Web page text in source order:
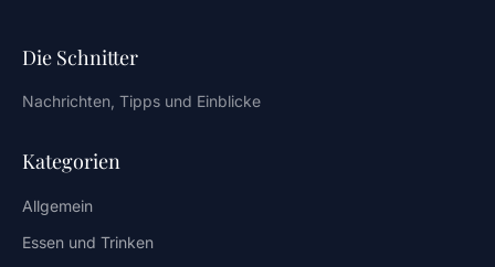
Die Schnitter
Nachrichten, Tipps und Einblicke
Kategorien
Allgemein
Essen und Trinken